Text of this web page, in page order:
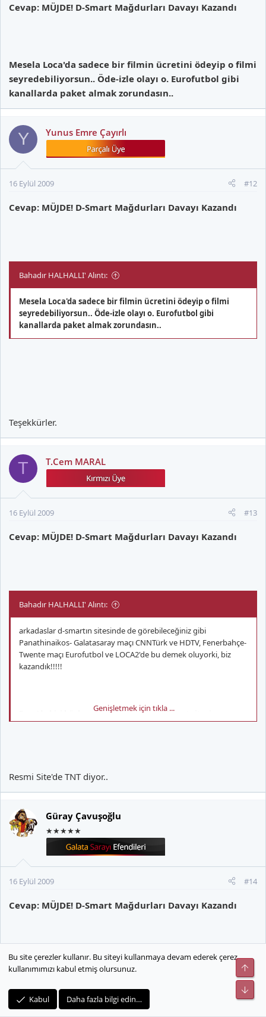
Cevap: MÜJDE! D-Smart Mağdurları Davayı Kazandı
Mesela Loca'da sadece bir filmin ücretini ödeyip o filmi
seyredebiliyorsun.. Öde-izle olayı o. Eurofutbol gibi
kanallarda paket almak zorundasın..
Y Yunus Emre Çayırlı
16 Eylül 2009 #12
Cevap: MÜJDE! D-Smart Mağdurları Davayı Kazandı
Bahadır HALHALLI' Alıntı:
Mesela Loca'da sadece bir filmin ücretini ödeyip o filmi
seyredebiliyorsun.. Öde-izle olayı o. Eurofutbol gibi
kanallarda paket almak zorundasın..
Teşekkürler.
T T.Cem MARAL
16 Eylül 2009 #13
Cevap: MÜJDE! D-Smart Mağdurları Davayı Kazandı
Bahadır HALHALLI' Alıntı:
arkadaslar d-smartın sitesinde de görebileceğiniz gibi
Panathinaikos- Galatasaray maçı CNNTürk ve HDTV, Fenerbahçe-
Twente maçı Eurofutbol ve LOCA2'de bu demek oluyorki, biz
kazandık!!!!!
Face'de biri böyle yazmış.. Siz sadece DSmart sitesine
Genişletmek için tıkla ...
Resmi Site'de TNT diyor..
Güray Çavuşoğlu
★★★★★
16 Eylül 2009 #14
Cevap: MÜJDE! D-Smart Mağdurları Davayı Kazandı
Ya bir CNN Türk'te deniyor bir TNT'de birde TV'de reklam
geçiliyor sürekli futbolsmart'ta diye maç TNT'deyse niye D-
Smart futbolsmart'ta diyor TNT'nin yayın akışına baktım o
saatte lost 3. sezon bölümü görünüyor
Bu site çerezler kullanır. Bu siteyi kullanmaya devam ederek çerez
kullanımımızı kabul etmiş olursunuz.
Kabul Daha fazla bilgi edin…